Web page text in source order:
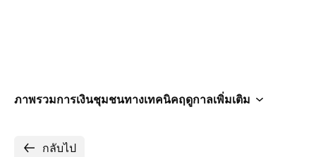
ภาพรวมการเงินชุมชนทางเทคนิคฤดูกาลเพิ่มเติม
กลับไป